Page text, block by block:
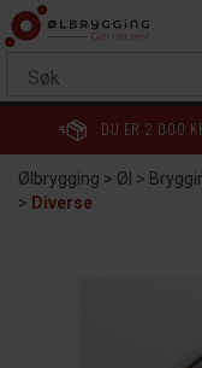
DU ER 2 000
Ølbrygging>Øl >
> Diverse